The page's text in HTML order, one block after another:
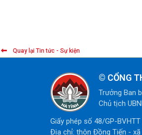
Quay lại Tin tức - Sự kiện
© CỔNG
Trưởng Ban
Chủ tịch
Giấy phép số 48/GP-
Địa chỉ: thôn Đồng Tiến - xã